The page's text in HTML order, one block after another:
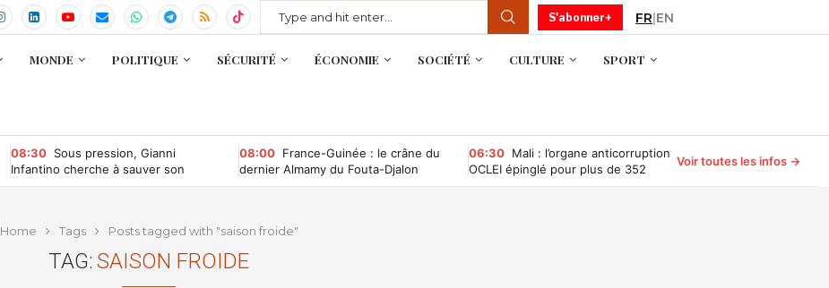
S'abonner+ FR|EN
MONDE POLITIQUE SÉCURITÉ ÉCONOMIE SOCIÉTÉ CULTURE SPORT
08:30 Sous pression, Gianni
Infantino cherche à sauver son
08:00 France-Guinée : le crâne du
dernier Almamy du Fouta-Djalon
06:30 Mali : l’organe anticorruption
OCLEI épinglé pour plus de 352
Voir toutes les infos →
Home Tags Posts tagged with "saison froide"
TAG: SAISON FROIDE